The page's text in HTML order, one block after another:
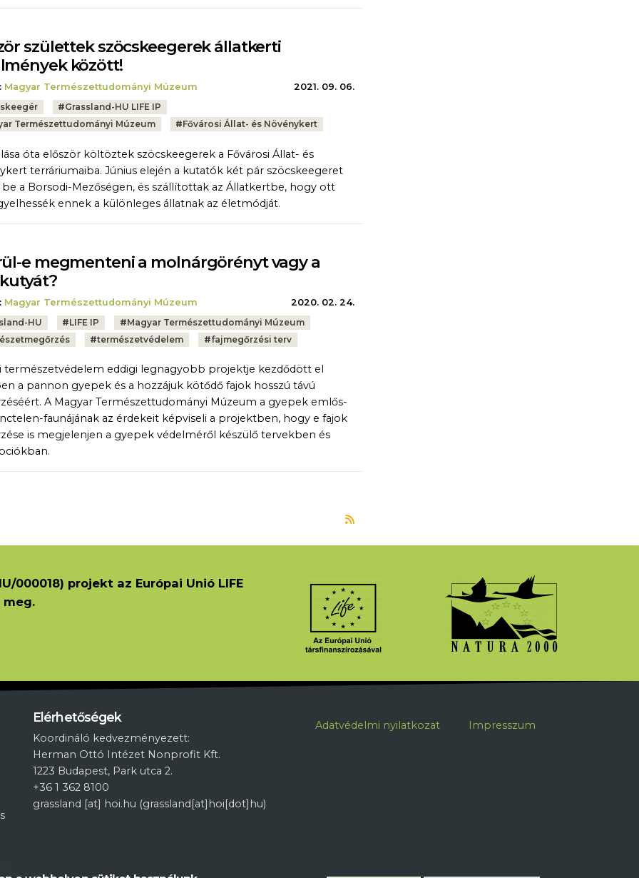
születtek szöcskeegerek állatkerti
között!
Magyar Természettudományi Múzeum
2021. 09. 06.
#Grassland-HU LIFE IP
Természettudományi Múzeum #Fővárosi Állat- és Növénykert
óta először költöztek szöcskeegerek a Fővárosi Állat- és
terráriumaiba. Június elején a kutatók két pár szöcskeegeret
a Borsodi-Mezőségen, és szállítottak az Állatkertbe, hogy ott
ennek a különleges állatnak az életmódját.
e megmenteni a molnárgörényt vagy a
Magyar Természettudományi Múzeum
2020. 02. 24.
HU #LIFE IP #Magyar Természettudományi Múzeum
#természetvédelem #fajmegőrzési terv
természetvédelem eddigi legnagyobb projektje kezdődött el
a pannon gyepek és a hozzájuk kötődő fajok hosszú távú
A Magyar Természettudományi Múzeum a gyepek emlős-
faunájának az érdekeit képviseli a projektben, hogy e fajok
is megjelenjen a gyepek védelméről készülő tervekben és
Feliratkozás a következőre: Magyar
000018) projekt az Európai Unió LIFE
Elérhetőségek
Koordináló kedvezményezett:
Herman Ottó Intézet Nonprofit Kft.
1223 Budapest, Park utca 2.
+36 1 362 8100
grassland [at] hoi.hu (grassland[at]hoi[dot]hu)
Lábléc
Adatvédelmi nyilatkozat Impresszum